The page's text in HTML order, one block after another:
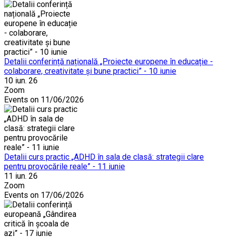
Detalii conferință națională „Proiecte europene în educație -
colaborare, creativitate și bune practici” - 10 iunie
10 iun. 26
Zoom
Events on 11/06/2026
Detalii curs practic „ADHD în sala de clasă: strategii clare
pentru provocările reale” - 11 iunie
11 iun. 26
Zoom
Events on 17/06/2026